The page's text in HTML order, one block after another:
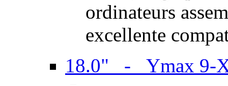
ordinateurs
excellente
18.0" - Ymax 9-